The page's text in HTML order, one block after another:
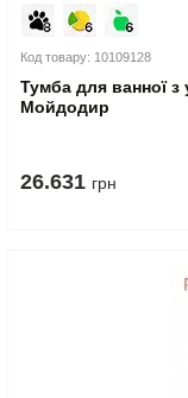
Код товару: 10109128
Тумба для ванної
Мойдодир
26.631 грн